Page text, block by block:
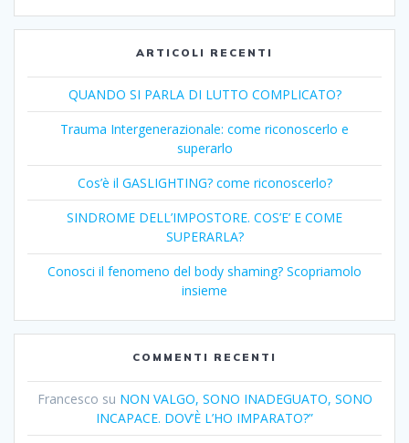
ARTICOLI RECENTI
QUANDO SI PARLA DI LUTTO COMPLICATO?
Trauma Intergenerazionale: come riconoscerlo e
superarlo
Cos’è il GASLIGHTING? come riconoscerlo?
SINDROME DELL’IMPOSTORE. COS’E’ E COME
SUPERARLA?
Conosci il fenomeno del body shaming? Scopriamolo
insieme
COMMENTI RECENTI
Francesco su NON VALGO, SONO INADEGUATO, SONO
INCAPACE. DOV’È L’HO IMPARATO?”